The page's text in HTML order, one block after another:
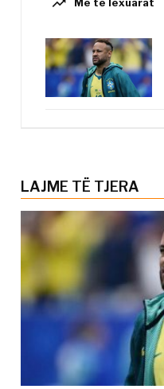
LAJME TË TJERA